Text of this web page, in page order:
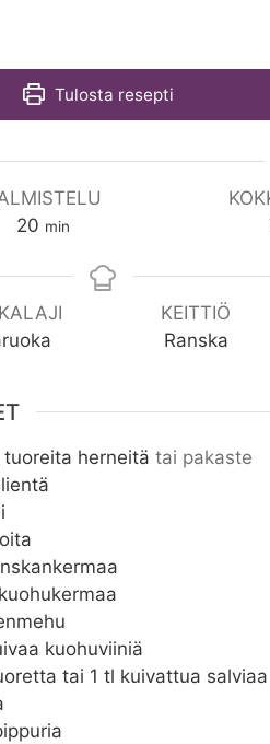
Tulosta resepti
20m
n
min
KEITTIÖ
Ranska
tuoreita herneitä tai pakaste
kuohukermaa
kuohuviiniä
tai 1 tl kuivattua salviaa